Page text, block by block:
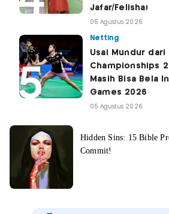
Jafar/Felisha!
05 Agustus 2026
Netting
Usai Mundur dari
Championships
Masih Bisa Bela
Games 2026
05 Agustus 2026